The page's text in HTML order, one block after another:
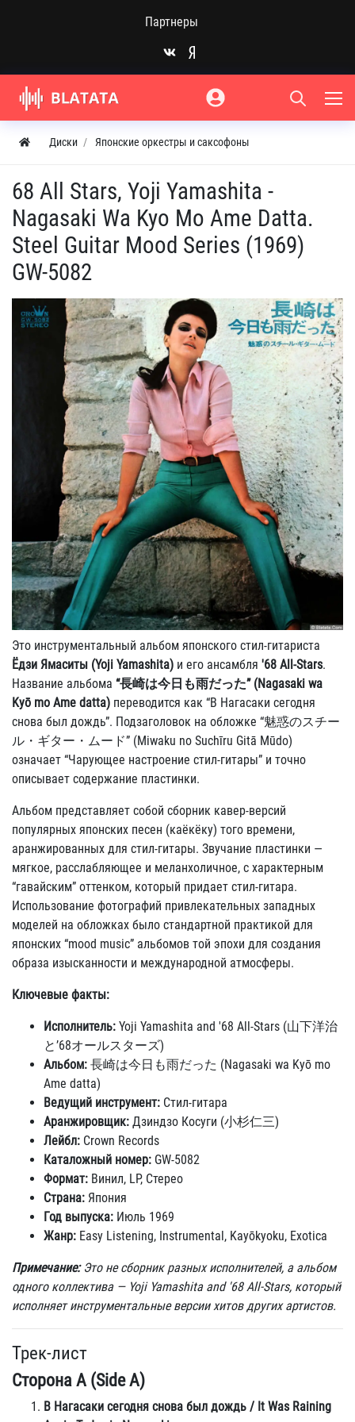
Партнеры
Диски Японские оркестры и саксофоны
68 All Stars, Yoji Yamashita -
Nagasaki Wa Kyo Mo Ame Datta.
Steel Guitar Mood Series (1969)
GW-5082
Это инструментальный альбом японского стил-гитариста
Ёдзи Ямаситы (Yoji Yamashita) и его ансамбля '68 All-Stars.
Название альбома “長崎は今日も雨だった” (Nagasaki wa
Kyō mo Ame datta) переводится как “В Нагасаки сегодня
снова был дождь”. Подзаголовок на обложке “魅惑のスチー
ル・ギター・ムード” (Miwaku no Suchīru Gitā Mūdo)
означает “Чарующее настроение стил-гитары” и точно
описывает содержание пластинки.
Альбом представляет собой сборник кавер-версий
популярных японских песен (каёкёку) того времени,
аранжированных для стил-гитары. Звучание пластинки —
мягкое, расслабляющее и меланхоличное, с характерным
“гавайским” оттенком, который придает стил-гитара.
Использование фотографий привлекательных западных
моделей на обложках было стандартной практикой для
японских “mood music” альбомов той эпохи для создания
образа изысканности и международной атмосферы.
Ключевые факты:
Исполнитель: Yoji Yamashita and '68 All-Stars (山下洋治
と’68オールスターズ)
Альбом: 長崎は今日も雨だった (Nagasaki wa Kyō mo
Ame datta)
Ведущий инструмент: Стил-гитара
Аранжировщик: Дзиндзо Косуги (小杉仁三)
Лейбл: Crown Records
Каталожный номер: GW-5082
Формат: Винил, LP, Стерео
Страна: Япония
Год выпуска: Июль 1969
Жанр: Easy Listening, Instrumental, Kayōkyoku, Exotica
Примечание: Это не сборник разных исполнителей, а альбом
одного коллектива — Yoji Yamashita and '68 All-Stars, который
исполняет инструментальные версии хитов других артистов.
Трек-лист
Сторона A (Side A)
В Нагасаки сегодня снова был дождь / It Was Raining